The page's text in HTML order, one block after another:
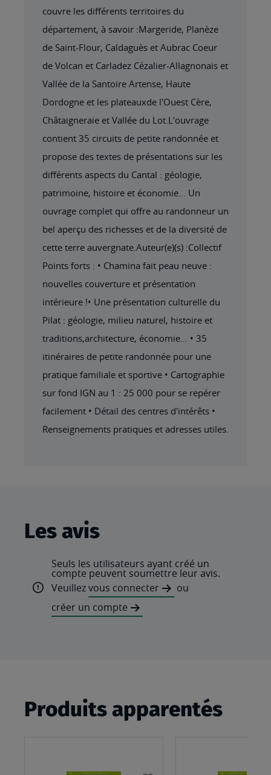
couvre les différents territoires du
département, à savoir :Margeride, Planèze
de Saint-Flour, Caldaguès et Aubrac Coeur
de Volcan et Carladez Cézalier-Allagnonais et
Vallée de la Santoire Artense, Haute
Dordogne et les plateauxde l'Ouest Cère,
Châtaigneraie et Vallée du Lot.L'ouvrage
contient 35 circuits de petite randonnée et
propose des textes de présentations sur les
différents aspects du Cantal : géologie,
patrimoine, histoire et économie... Un
ouvrage complet qui offre au randonneur un
bel aperçu des richesses et de la diversité de
cette terre auvergnate.Auteur(e)(s) :Collectif
Points forts : • Chamina fait peau neuve :
nouvelles couverture et présentation
intérieure !• Une présentation culturelle du
Pilat : géologie, milieu naturel, histoire et
traditions,architecture, économie... • 35
itinéraires de petite randonnée pour une
pratique familiale et sportive • Cartographie
sur fond IGN au 1 : 25 000 pour se repérer
facilement • Détail des centres d'intérêts •
Renseignements pratiques et adresses utiles.
Les avis
Seuls les utilisateurs ayant créé un
compte peuvent soumettre leur avis.
Veuillezvous connecter
ou
créer un compte
Produits apparentés